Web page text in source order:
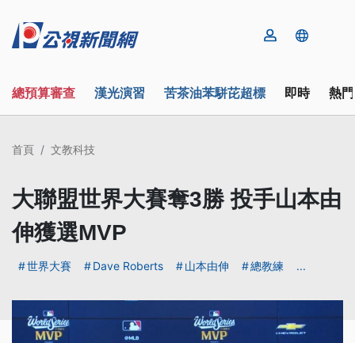
總預算審查 漢光演習 苦茶油苯駢芘超標 即時 熱
首頁 文教科技
大聯盟世界大賽奪3勝 投手山本由
伸獲選MVP
世界大賽 Dave Roberts 山本由伸 總教練 ...